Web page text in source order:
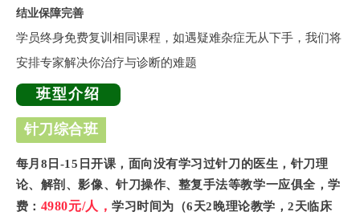
结业保障完善
学员终身免费复训相同课程，如遇疑难杂症无从下手，我们将
安排专家解决你治疗与诊断的难题
班型介绍
针刀综合班
每月8日-15日开课，面向没有学习过针刀的医生，针刀理
论、解剖、影像、针刀操作、整复手法等教学一应俱全，学
费 ： 4980元/人，学习时间为（6天2晚理论教学，2天临床